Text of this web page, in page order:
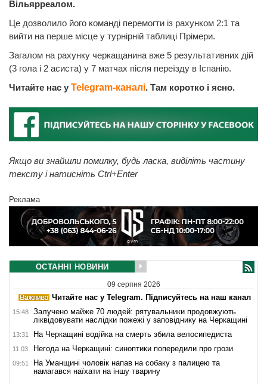
Вільярреалом.
Це дозволило його команді перемогти із рахунком 2:1 та
вийти на перше місце у турнірній таблиці Прімери.
Загалом на рахунку черкащанина вже 5 результативних дій
(3 гола і 2 асиста) у 7 матчах після переїзду в Іспанію.
Читайте нас у Telegram-каналі. Там коротко і ясно.
Якщо ви знайшли помилку, будь ласка, виділіть частину
тексту і натисніть Ctrl+Enter
Реклама
ОСТАННІ НОВИНИ
09 серпня 2026
Читайте нас у Telegram. Підписуйтесь на наш канал
15:48
Залучено майже 70 людей: рятувальники продовжують
ліквідовувати наслідки пожежі у заповіднику на Черкащині
13:31 На Черкащині водійка на смерть збила велосипедиста
11:03 Негода на Черкащині: синоптики попередили про грози
09:51
На Уманщині чоловік напав на собаку з палицею та
намагався наїхати на іншу тварину